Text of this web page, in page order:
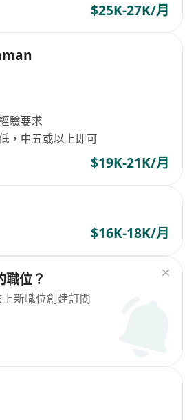
$25K-27K/月
驗要求
，中五或以上即可
$19K-21K/月
$16K-18K/月
職位？
新職位創建訂閱